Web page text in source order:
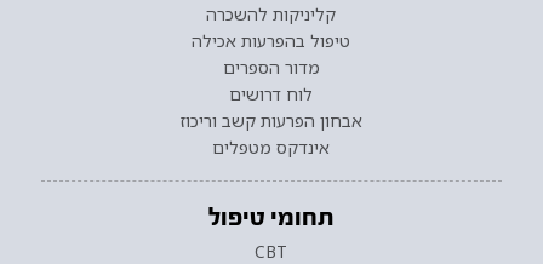
קליניקות להשכרה
טיפול בהפרעות אכילה
מדור הספרים
לוח דרושים
אבחון הפרעות קשב וריכוז
אינדקס מטפלים
תחומי טיפול
CBT